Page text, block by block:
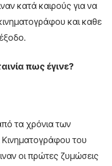
κατά καιρούς για να
και καθε
πως έγινε?
τα χρόνια των
του
οι πρώτες ζυμώσεις